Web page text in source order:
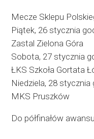
Mecze Sklepu
Piątek, 26 stycznia
Zastal Zielona Góra
Sobota, 27 stycznia
ŁKS Szkoła Gortata
Niedziela, 28
MKS Pruszków
Do półfinałów